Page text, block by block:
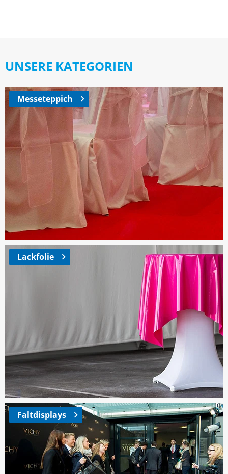
UNSERE KATEGORIEN
Messeteppich
Lackfolie
Faltdisplays